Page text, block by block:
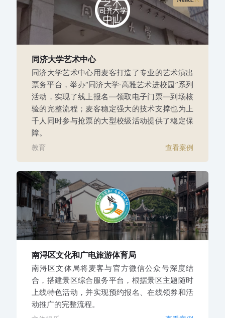
同济大学艺术中心
同济大学艺术中心用麦客打造了专业的艺术演出
票务平台，举办“同济大学·高雅艺术进校园”系列
活动，实现了线上报名—领取电子门票—到场核
验的完整流程；麦客稳定强大的技术支撑也为上
千人同时参与抢票的大型校级活动提供了稳定保
障。
教育 查看案例
南浔区文化和广电旅游体育局
南浔区文体局将麦客与官方微信公众号深度结
合，搭建景区综合服务平台，根据景区主题随时
上线特色活动，并实现预约报名、在线领券和活
动推广的完整流程。